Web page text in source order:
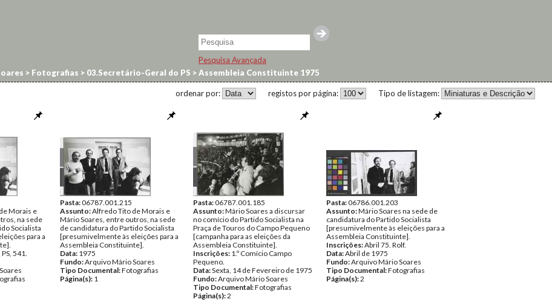
Pesquisa Avançada
> Fotografias > 03.Secretário-Geral do PS >Assembleia Constituinte 1975
Tipo de listagem:
registos por página:
ordenar por:
Morais e
na sede
Socialista
para a
541.
Pasta:06787.001.215
Assunto:Alfredo Tito de Morais e
Mário Soares, entre outros, na sede
de candidatura do Partido Socialista
[presumivelmente às eleições para a
Assembleia Constituinte].
Data: 1975
Fundo:Arquivo Mário Soares
Tipo Documental:Fotografias
Página(s): 1
Pasta:06787.001.185
Assunto:Mário Soares a discursar
no comício do Partido Socialista na
Praça de Touros do Campo Pequeno
[campanha para as eleições da
Assembleia Constituinte].
Inscrições: 1.º Comício Campo
Pequeno.
Data:Sexta, 14 de Fevereiro de 1975
Fundo:Arquivo Mário Soares
Tipo Documental:Fotografias
Página(s):2
Pasta:06786.001.203
Assunto:Mário Soares na sede de
candidatura do Partido Socialista
[presumivelmente às eleições para a
Assembleia Constituinte].
Inscrições:Abril 75. Rolf.
Data:Abril de 1975
Fundo:Arquivo Mário Soares
Tipo Documental:Fotografias
Página(s):2